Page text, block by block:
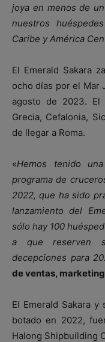
joya en menos de
nuestros
Caribe y América
El Emerald Sakara
ocho días por el Mar
agosto de 2023. El
Grecia, Cefalonia,
de llegar a Roma.
«Hemos tenido
programa de
2022, que ha sido
lanzamiento del
sólo hay 100
a que reserven
decepciones para
de ventas,
El Emerald Sakara y
botado en 2022,
Halong Shipbuilding